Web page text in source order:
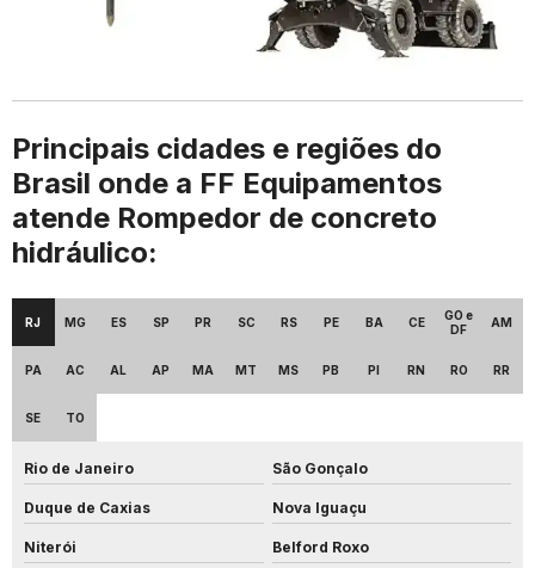
Principais cidades e regiões do
Brasil onde a FF Equipamentos
atende Rompedor de concreto
hidráulico:
RJ MG ES SP PR SC RS PE BA CE
GO e
DF
AM
PA AC AL AP MA MT MS PB PI RN RO RR
SE TO
Rio de Janeiro São Gonçalo
Duque de Caxias Nova Iguaçu
Niterói Belford Roxo